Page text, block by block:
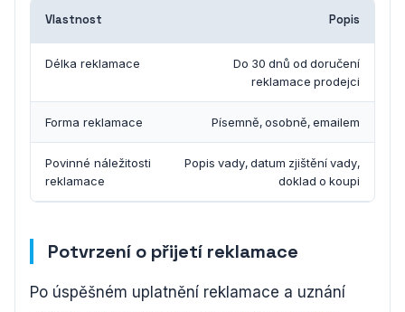
Vlastnost Popis
Délka reklamace
Do 30 dnů od doručení
reklamace prodejci
Forma reklamace Písemně, osobně, emailem
Povinné náležitosti
reklamace
Popis vady, datum zjištění vady,
doklad o koupi
Potvrzení o přijetí reklamace
Po úspěšném uplatnění reklamace a uznání